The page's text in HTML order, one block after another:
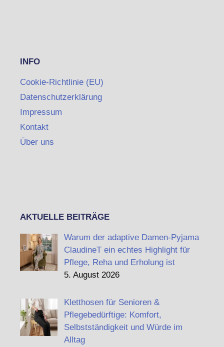
INFO
Cookie-Richtlinie (EU)
Datenschutzerklärung
Impressum
Kontakt
Über uns
AKTUELLE BEITRÄGE
Warum der adaptive Damen-Pyjama
ClaudineT ein echtes Highlight für
Pflege, Reha und Erholung ist
5. August 2026
Kletthosen für Senioren &
Pflegebedürftige: Komfort,
Selbstständigkeit und Würde im
Alltag